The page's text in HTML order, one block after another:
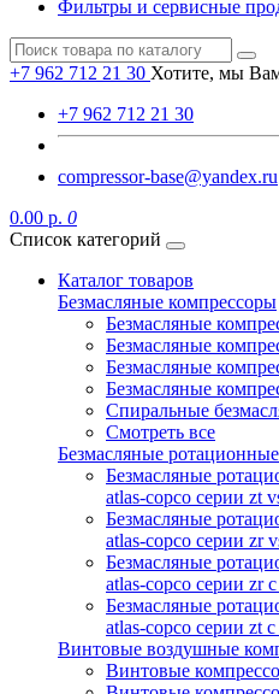
Фильтры и сервисные
+7 962 712 21 30 Хотите, мы
+7 962 712 21 30
compressor-base@yandex.ru
0.00 р. 0
Список категорий
Каталог товаров
Безмасляные компрессоры
Безмасляные
Безмасляные
Безмасляные
Безмасляные
Спиральные
Смотреть все
Безмасляные
Безмасляные
atlas-copco серии zt
Безмасляные
atlas-copco серии zr
Безмасляные
atlas-copco серии zr
Безмасляные
atlas-copco серии zt
Винтовые воздушные
Винтовые